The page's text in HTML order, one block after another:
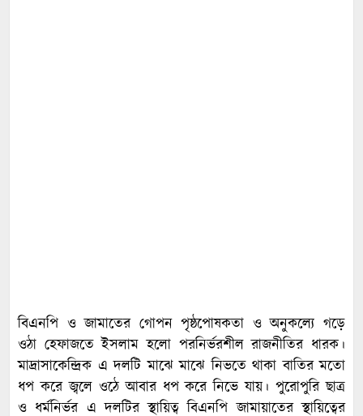
বিএনপি ও জামাতের গোপন পৃষ্ঠপোষকতা ও অনুকল্যে গড়ে
ওঠা হেফাজতে ইসলাম হলো পরনির্ভরশীল রাজনীতির ধারক।
মাদ্রাসাকেন্দ্রিক এ দলটি মাঝে মাঝে নিভতে থাকা বাতির মতো
ধপ করে জ্বলে ওঠে আবার ধপ করে নিভে যায়। পুরোপুরি ছাত্র
ও ধর্মনির্ভর এ দলটির স্থায়িত্ব বিএনপি জামায়াতের স্থায়িত্বের